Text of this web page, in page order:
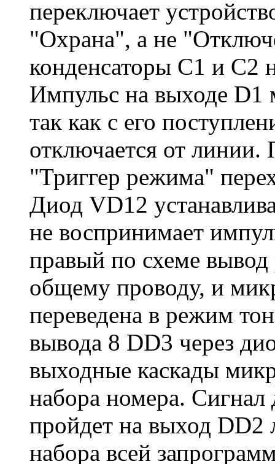
переключает
"Охрана", а не
конденсаторы С1 и С2
Импульс на выходе D1
так как с его
отключается от
"Триггер режима"
Диод VD12
не воспринимает
правый по схеме вывод
общему проводу, и
переведена в режим
вывода 8 DD3 через
выходные каскады
набора номера.
пройдет на выход DD2
набора всей